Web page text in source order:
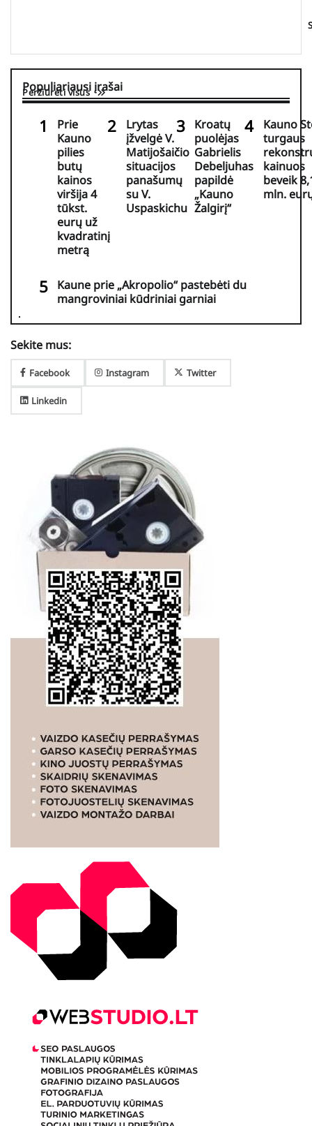
Populiariausi įrašai
Peržiūrėti visus
Prie
Kauno
pilies
butų
kainos
viršija 4
tūkst.
eurų už
kvadratinį
metrą
Lrytas
įžvelgė V.
Matijošaičio
situacijos
panašumų
su V.
Uspaskichu
Kroatų
puolėjas
Gabrielis
Debeljuhas
papildė
„Kauno
Žalgirį“
Kauno
turgaus
kainuos
beveik
mln.
Kaune prie „Akropolio“ pastebėti du
mangroviniai kūdriniai garniai
Sekite mus:
Facebook Instagram Twitter
Linkedin